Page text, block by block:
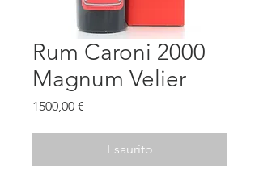
Rum Caroni 2000
Magnum Velier
1500,00 €
Esaurito